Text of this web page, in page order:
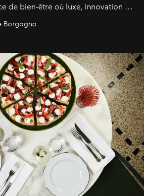
de bien-être où luxe, innovation et
Borgogno